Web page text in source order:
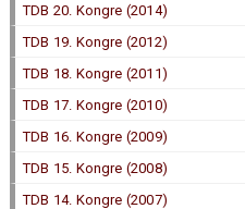
TDB 20. Kongre (2014)
TDB 19. Kongre (2012)
TDB 18. Kongre (2011)
TDB 17. Kongre (2010)
TDB 16. Kongre (2009)
TDB 15. Kongre (2008)
TDB 14. Kongre (2007)